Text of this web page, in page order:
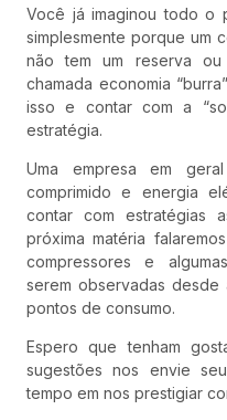
Você já imaginou todo o
simplesmente porque um
não tem um reserva
chamada economia
isso e contar com a
estratégia.
Uma empresa em
comprimido e energia
contar com estratégias
próxima matéria
compressores e
serem observadas
pontos de consumo.
Espero que tenham
sugestões nos envie
tempo em nos prestigiar